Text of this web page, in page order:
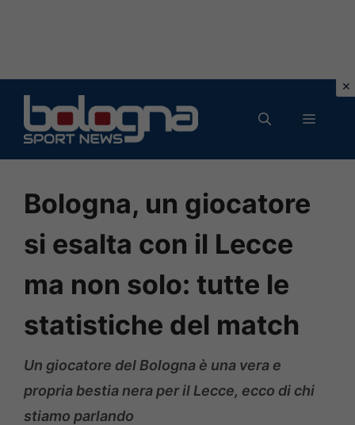
contenuto
MENU
Bologna, un giocatore
si esalta con il Lecce
ma non solo: tutte le
statistiche del match
Un giocatore del Bologna è una vera e
propria bestia nera per il Lecce, ecco di chi
stiamo parlando